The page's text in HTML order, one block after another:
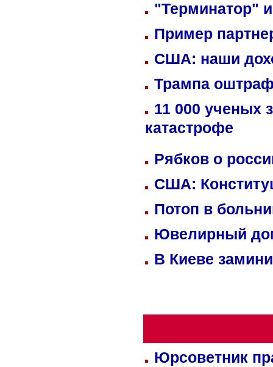
"Терминатор"
Пример
США: наши
Трампа
11 000 ученых
катастрофе
Рябков о
США:
Потоп в
Ювелирный
В Киеве
Юрсоветник